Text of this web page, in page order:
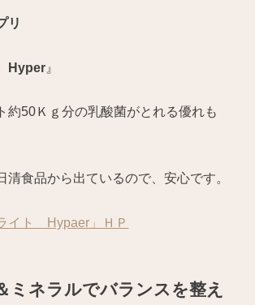
リ
Hyper 』
約50Ｋｇ分の乳酸菌がとれる優れも
清食品から出ているので、安心です。
イト Hypaer」ＨＰ
ミネラルでバランスを整え